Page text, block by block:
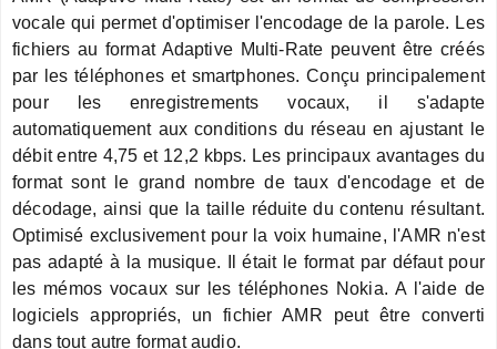
vocale qui permet d'optimiser l'encodage de la parole. Les
fichiers au format Adaptive Multi-Rate peuvent être créés
par les téléphones et smartphones. Conçu principalement
pour les enregistrements vocaux, il s'adapte
automatiquement aux conditions du réseau en ajustant le
débit entre 4,75 et 12,2 kbps. Les principaux avantages du
format sont le grand nombre de taux d'encodage et de
décodage, ainsi que la taille réduite du contenu résultant.
Optimisé exclusivement pour la voix humaine, l'AMR n'est
pas adapté à la musique. Il était le format par défaut pour
les mémos vocaux sur les téléphones Nokia. A l'aide de
logiciels appropriés, un fichier AMR peut être converti
dans tout autre format audio.